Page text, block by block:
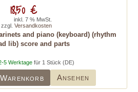
and piano (keyboard) (rhythm
lib) score and parts
5 Werktage für 1 Stück (DE)
Ansehen
18,50 €
inkl. 7 % MwSt.
zzgl. Versandkosten